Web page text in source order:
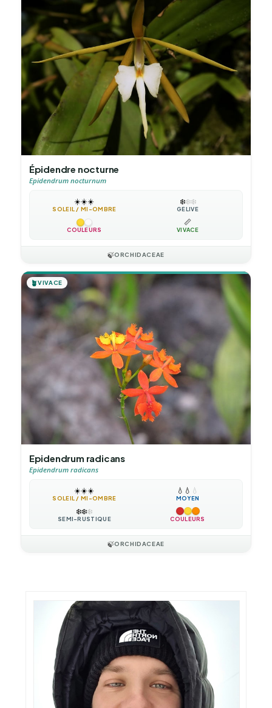
Épidendre nocturne
Epidendrum nocturnum
☀️☀️☀️
SOLEIL / MI-OMBRE
❄️❄️❄️
GÉLIVE
COULEURS
📏
VIVACE
🍃ORCHIDACEAE
🪴VIVACE
Epidendrum radicans
Epidendrum radicans
☀️☀️☀️
SOLEIL / MI-OMBRE
💧 💧 💧
MOYEN
❄️❄️❄️
SEMI-RUSTIQUE COULEURS
🍃ORCHIDACEAE